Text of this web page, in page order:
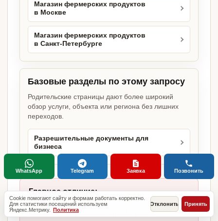
Магазин фермерских продуктов
в Москве
Магазин фермерских продуктов
в Санкт-Петербурге
Базовые разделы по этому запросу
Родительские страницы дают более широкий
обзор услуги, объекта или региона без лишних
переходов.
Разрешительные документы для
бизнеса
Главное отличие:
не копируем шаблоны, а собираем
комплект под магазин фермерских
Cookie помогают сайту и формам работать корректно.
Для статистики посещений используем
Яндекс.Метрику. Политика
Отклонить Принять
WhatsApp Telegram Заявка Позвонить